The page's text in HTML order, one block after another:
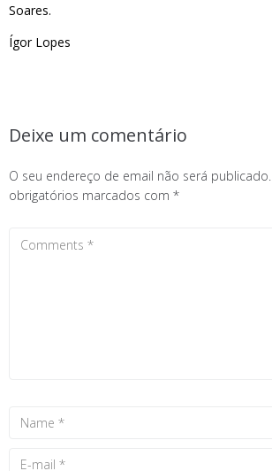
Soares.
Ígor Lopes
Deixe um comentário
O seu endereço de email não será publicado.
obrigatórios marcados com *